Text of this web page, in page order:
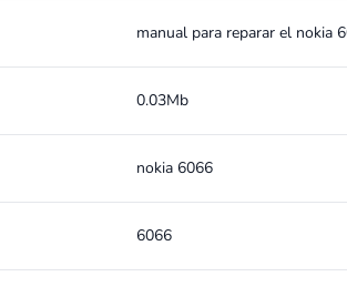
manual para reparar el nokia
0.03Mb
nokia 6066
6066